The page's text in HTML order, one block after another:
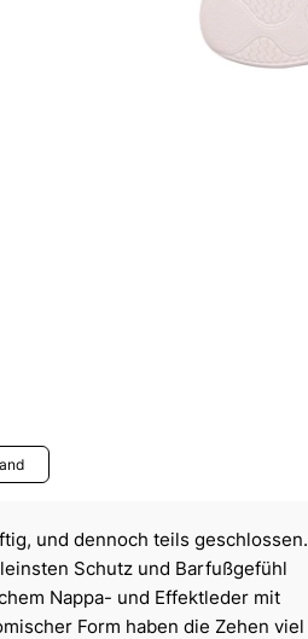
und dennoch teils geschlossen.
Schutz und Barfußgefühl
Nappa- und Effektleder mit
Form haben die Zehen viel